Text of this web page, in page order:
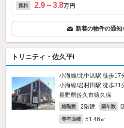
賃料 2.9～3.8万円
新着の物件の通知
トリニティ・佐久平I
小海線/北中込駅 徒歩17
小海線/岩村田駅 徒歩31
長野県佐久市猿久保
総階数 2階建 築年数
専有面積 51.46㎡